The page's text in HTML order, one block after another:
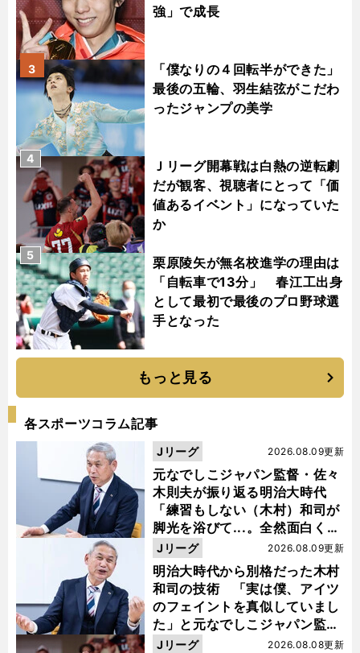
強」で成長
「僕なりの４回転半ができた」
最後の五輪、羽生結弦がこだわ
ったジャンプの美学
3
Ｊリーグ開幕戦は白熱の逆転劇
だが観客、視聴者にとって「価
値あるイベント」になっていた
か
4
栗原陵矢が無名校進学の理由は
「自転車で13分」 春江工出身
として最初で最後のプロ野球選
手となった
5
もっと見る
各スポーツコラム記事
元なでしこジャパン監督・佐々
木則夫が振り返る明治大時代
「練習もしない（木村）和司が
脚光を浴びて...。全然面白くな
い４年間でした」
2026.08.09更新
Jリーグ
明治大時代から別格だった木村
和司の技術 「実は僕、アイツ
のフェイントを真似していまし
た」と元なでしこジャパン監
督・佐々木則夫
2026.08.09更新
Jリーグ
2026.08.08更新
Jリーグ